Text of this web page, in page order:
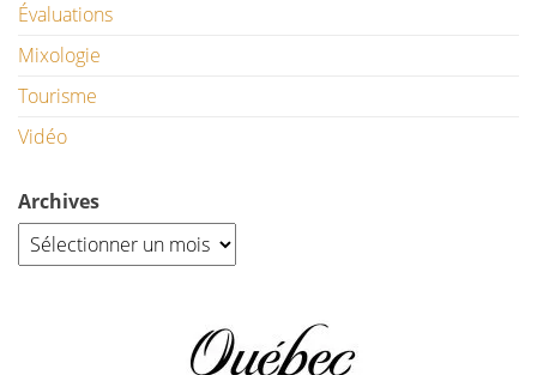
Évaluations
Mixologie
Tourisme
Vidéo
Archives